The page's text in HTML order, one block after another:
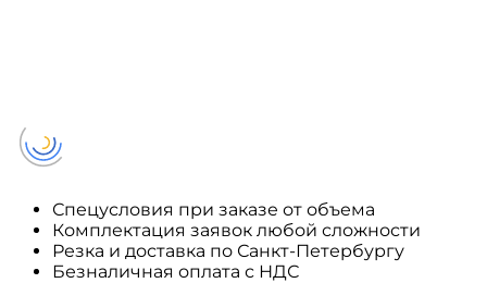
Спецусловия при заказе от объема
Комплектация заявок любой сложности
Резка и доставка по Санкт-Петербургу
Безналичная оплата с НДС